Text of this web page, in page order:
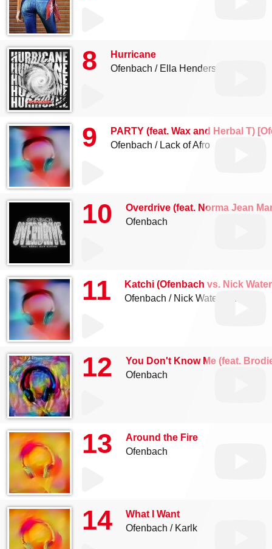
8
Hurricane
Ofenbach
Ella Henderson
9
PARTY (feat. Wax and Herbal T)
Ofenbach
Lack of Afro
10
Overdrive (feat. Norma Jean
Ofenbach
11
Katchi (Ofenbach vs. Nick
Ofenbach
Nick Waterhouse
12
You Don't Know Me (feat.
Ofenbach
13
Around the Fire
Ofenbach
14
What I Want
Ofenbach
Karlk